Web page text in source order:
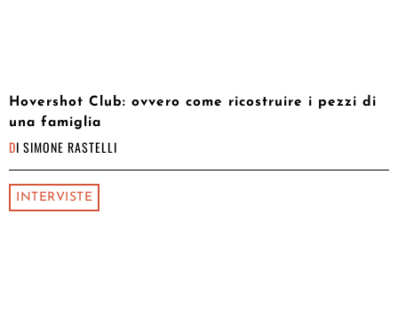
Hovershot Club: ovvero come ricostruire i pezzi di
una famiglia
DI SIMONE RASTELLI
INTERVISTE